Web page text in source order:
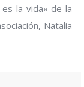
la vida» de la
Natalia